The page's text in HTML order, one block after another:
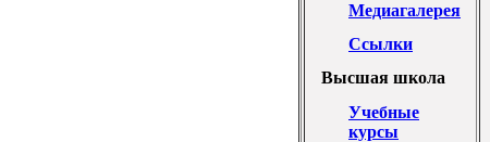
Медиагалерея
Ссылки
Высшая школа
Учебные
курсы